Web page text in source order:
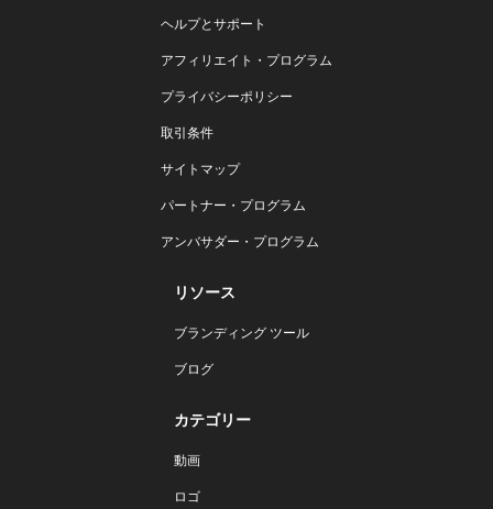
ヘルプとサポート
アフィリエイト・プログラム
プライバシーポリシー
取引条件
サイトマップ
パートナー・プログラム
アンバサダー・プログラム
リソース
ブランディング ツール
ブログ
カテゴリー
動画
ロゴ